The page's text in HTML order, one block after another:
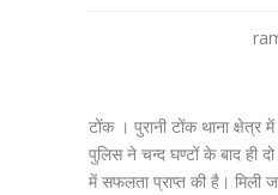
टोंक । पुरानी टोंक थाना क्षेत्र
पुलिस ने चन्द घण्टों के बाद ही
में सफलता प्राप्त की है। मिली